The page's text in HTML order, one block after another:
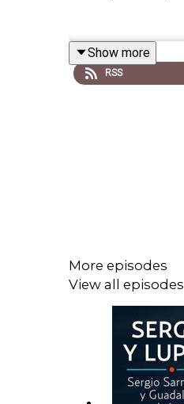
Show more
RSS
More episodes
View all episodes